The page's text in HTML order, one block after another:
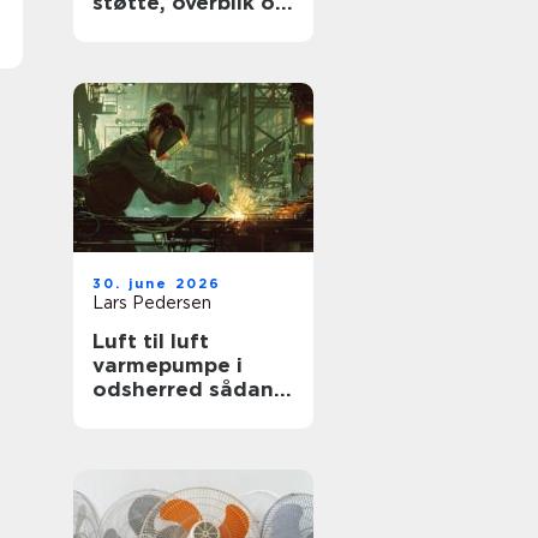
30. june 2026
Lars Pedersen
Luft til luft
varmepumpe i
odsherred sådan